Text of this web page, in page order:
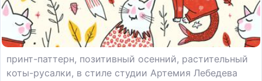
принт-паттерн, позитивный осенний, растительный
коты-русалки, в стиле студии Артемия Лебедева